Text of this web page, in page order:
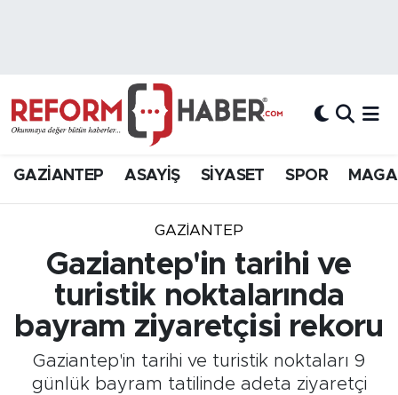
GAZİANTEP ASAYİŞ SİYASET SPOR
GAZIANTEP
Gaziantep'in tarihi ve
turistik noktalarında
bayram ziyaretçisi rekoru
Gaziantep'in tarihi ve turistik noktaları 9
günlük bayram tatilinde adeta ziyaretçi
Hava Durumu
Süper Lig Puan Durumu ve Fikstür
Tüm Manşetler
Son Dakika Haberleri
Haber Arşivi